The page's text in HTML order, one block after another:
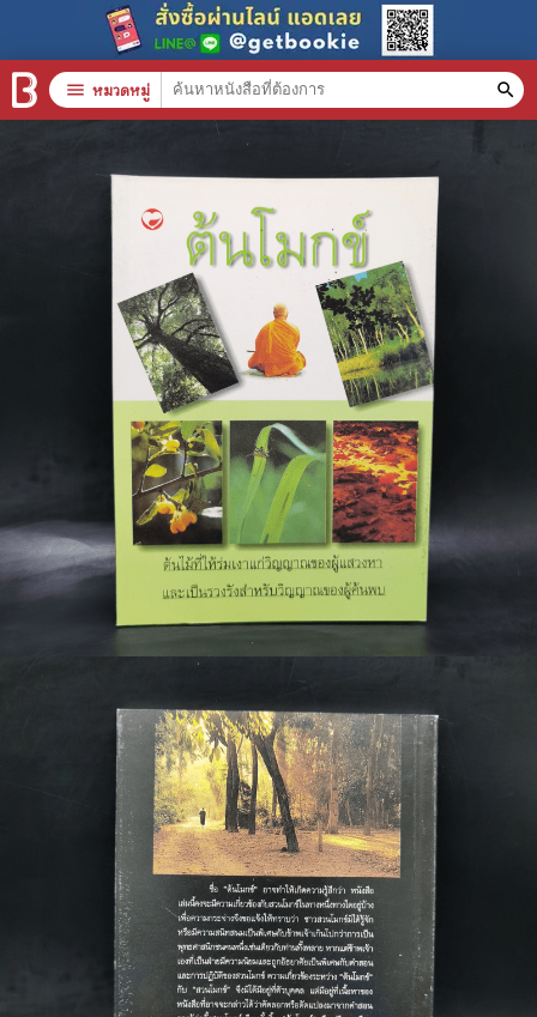
menu หมวดหมู่ search
หมวดหมู่สินค้า
หนังสือทั้งหมด
สินค้าใช้เฉพาะแต้มเท่านั้น
📚 หนังสือทั่วไป
🦄 วรรณกรรม นิยาย เรื่องสั้น
🎓 การศึกษา
😼 หนังสือการ์ตูน
🐲 หนังสือเด็ก
📕 นิตยสาร
🌎 International Books
🎲 Board Game
📅 สินค้าอื่นๆ